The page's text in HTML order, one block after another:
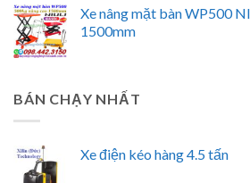
Xe nâng mặt bàn WP500
1500mm
BÁN CHẠY NHẤT
Xe điện kéo hàng 4.5 tấn